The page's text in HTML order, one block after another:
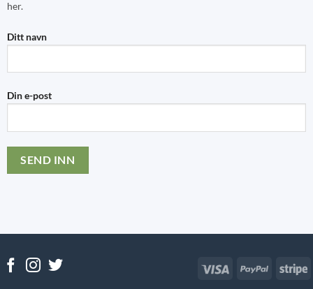
her.
Ditt navn
Din e-post
Visa PayPal